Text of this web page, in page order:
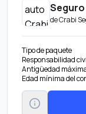
deCrabi
Tipo de paquete
Responsabilidad
Antigüedad
Edad mínima del